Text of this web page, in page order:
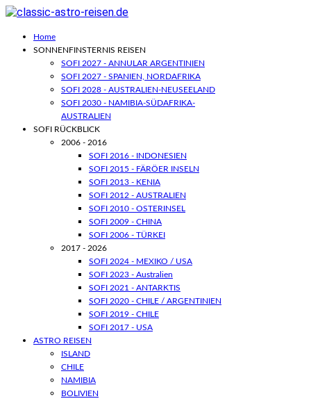
Home
SONNENFINSTERNIS REISEN
SOFI 2027 - ANNULAR ARGENTINIEN
SOFI 2027 - SPANIEN, NORDAFRIKA
SOFI 2028 - AUSTRALIEN-NEUSEELAND
SOFI 2030 - NAMIBIA-SÜDAFRIKA-
AUSTRALIEN
SOFI RÜCKBLICK
2006 - 2016
SOFI 2016 - INDONESIEN
SOFI 2015 - FÄRÖER INSELN
SOFI 2013 - KENIA
SOFI 2012 - AUSTRALIEN
SOFI 2010 - OSTERINSEL
SOFI 2009 - CHINA
SOFI 2006 - TÜRKEI
2017 - 2026
SOFI 2024 - MEXIKO / USA
SOFI 2023 - Australien
SOFI 2021 - ANTARKTIS
SOFI 2020 - CHILE / ARGENTINIEN
SOFI 2019 - CHILE
SOFI 2017 - USA
ASTRO REISEN
ISLAND
CHILE
NAMIBIA
BOLIVIEN